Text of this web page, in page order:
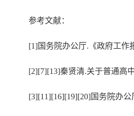
参考文献：
[1]国务院办公厅.《政府工作
[2][7][13]秦贤清.关于普通高
[3][11][16][19][20]国务院办